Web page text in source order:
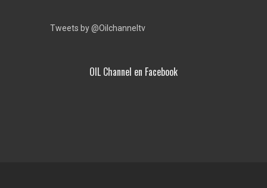
Tweets by @Oilchanneltv
OIL Channel en Facebook